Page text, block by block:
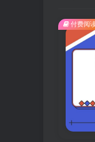
付费阅